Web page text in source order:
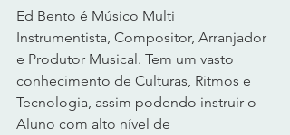
Ed Bento é Músico Multi
Instrumentista, Compositor, Arranjador
e Produtor Musical. Tem um vasto
conhecimento de Culturas, Ritmos e
Tecnologia, assim podendo instruir o
Aluno com alto nível de